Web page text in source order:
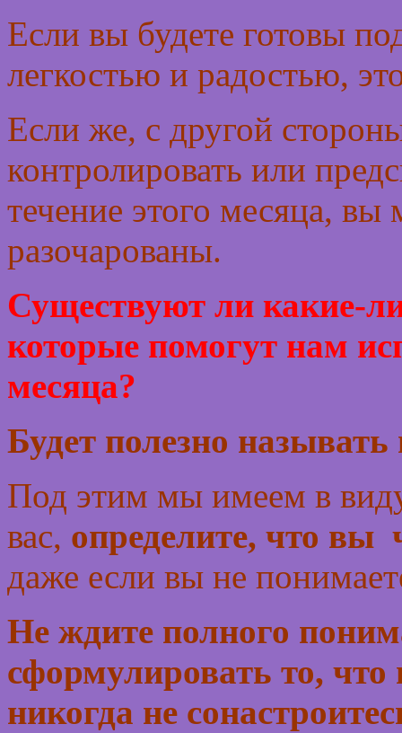
Если вы будете готовы
легкостью и радостью,
Если же, с другой
контролировать или
течение этого месяца, вы
разочарованы.
Существуют ли какие-
которые помогут нам
месяца?
Будет полезно
Под этим мы имеем в
вас, определите, что вы
даже если вы не
Не ждите полного
сформулировать то,
никогда не